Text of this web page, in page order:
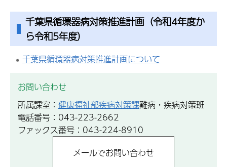
千葉県循環器病対策推進計画（令和4年度か
ら令和5年度）
千葉県循環器病対策推進計画について
お問い合わせ
所属課室： 健康福祉部疾病対策課難病・疾病対策班
電話番号：043-223-2662
ファックス番号：043-224-8910